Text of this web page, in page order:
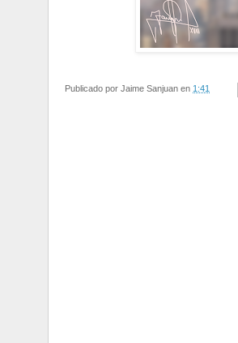
Publicado por Jaime Sanjuan en 1:41